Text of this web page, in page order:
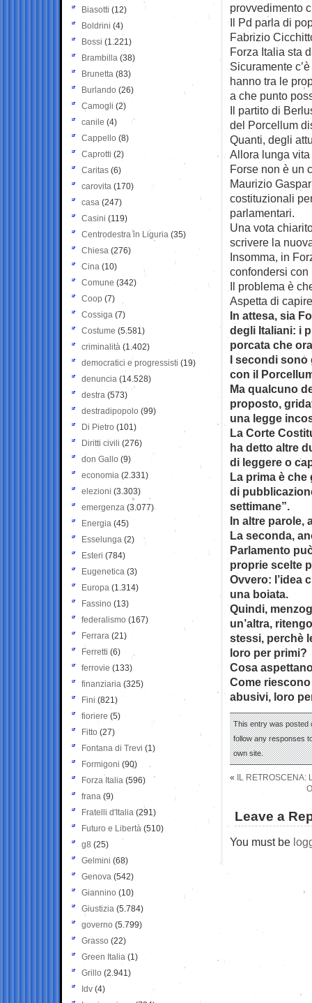
provvedimento
Il Pd parla di
Fabrizio
Forza Italia sta
Sicuramente
hanno tra le
a che punto
Il partito di
del Porcellum
Quanti, degli
Allora lunga vita
Forse non è un
Maurizio
costituzionali
parlamentari.
Una vota
scrivere la
Insomma, in
confondersi con
Il problema è
Aspetta di
In attesa, sia
degli Italiani: i
porcata che
I secondi sono
con il
Ma qualcuno
proposto,
una legge
La Corte
ha detto altre
di leggere o
La prima è
di
settimane”.
In altre parole,
La seconda,
Parlamento
proprie scelte
Ovvero: l’idea
una boiata.
Quindi,
un’altra,
stessi, perchè
loro per primi?
Cosa
Come
abusivi, loro
This entry was posted
follow any responses
own site.
«
IL RETROSCENA:
Leave a
You must be
Biasotti (12)
Boldrini (4)
Bossi (1.221)
Brambilla (38)
Brunetta (83)
Burlando (26)
Camogli (2)
canile (4)
Cappello (8)
Caprotti (2)
Caritas (6)
carovita (170)
casa (247)
Casini (119)
Centrodestra in Liguria (35)
Chiesa (276)
Cina (10)
Comune (342)
Coop (7)
Cossiga (7)
Costume (5.581)
criminalità (1.402)
democratici e progressisti (19)
denuncia (14.528)
destra (573)
destradipopolo (99)
Di Pietro (101)
Diritti civili (276)
don Gallo (9)
economia (2.331)
elezioni (3.303)
emergenza (3.077)
Energia (45)
Esselunga (2)
Esteri (784)
Eugenetica (3)
Europa (1.314)
Fassino (13)
federalismo (167)
Ferrara (21)
Ferretti (6)
ferrovie (133)
finanziaria (325)
Fini (821)
fioriere (5)
Fitto (27)
Fontana di Trevi (1)
Formigoni (90)
Forza Italia (596)
frana (9)
Fratelli d'Italia (291)
Futuro e Libertà (510)
g8 (25)
Gelmini (68)
Genova (542)
Giannino (10)
Giustizia (5.784)
governo (5.799)
Grasso (22)
Green Italia (1)
Grillo (2.941)
Idv (4)